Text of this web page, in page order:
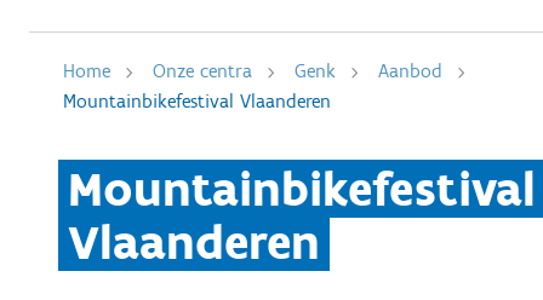
Home Onze centra Genk
Aanbod
Mountainbikefestival Vlaanderen
Mountainbikefestival
Vlaanderen